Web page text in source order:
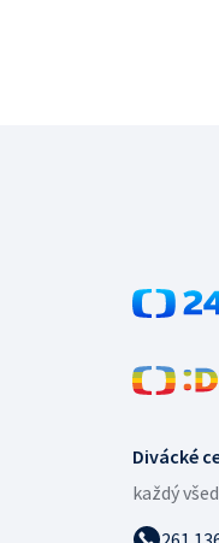
Divácké
každý